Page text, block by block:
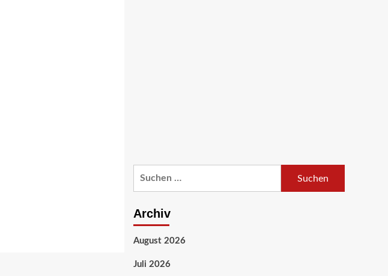
Archiv
August 2026
Juli 2026